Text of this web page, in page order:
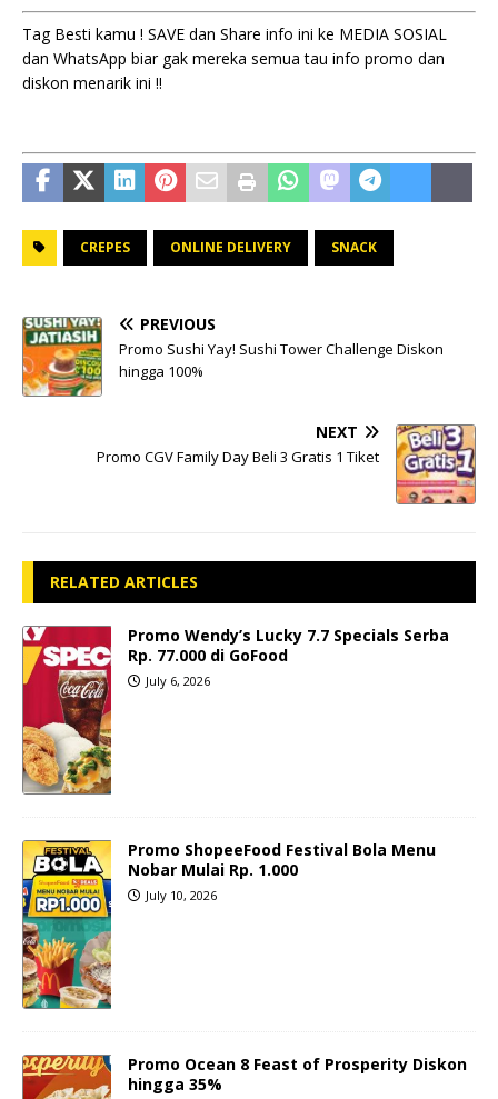
Tag Besti kamu ! SAVE dan Share info ini ke MEDIA SOSIAL
dan WhatsApp biar gak mereka semua tau info promo dan
diskon menarik ini !!
CREPES ONLINE DELIVERY SNACK
PREVIOUS
Promo Sushi Yay! Sushi Tower Challenge Diskon
hingga 100%
NEXT
Promo CGV Family Day Beli 3 Gratis 1 Tiket
RELATED ARTICLES
Promo Wendy’s Lucky 7.7 Specials Serba
Rp. 77.000 di GoFood
July 6, 2026
Promo ShopeeFood Festival Bola Menu
Nobar Mulai Rp. 1.000
July 10, 2026
Promo Ocean 8 Feast of Prosperity Diskon
hingga 35%